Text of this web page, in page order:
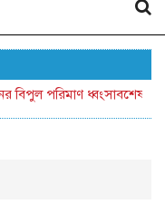
পরিমাণ ধ্বংসাবশেষ